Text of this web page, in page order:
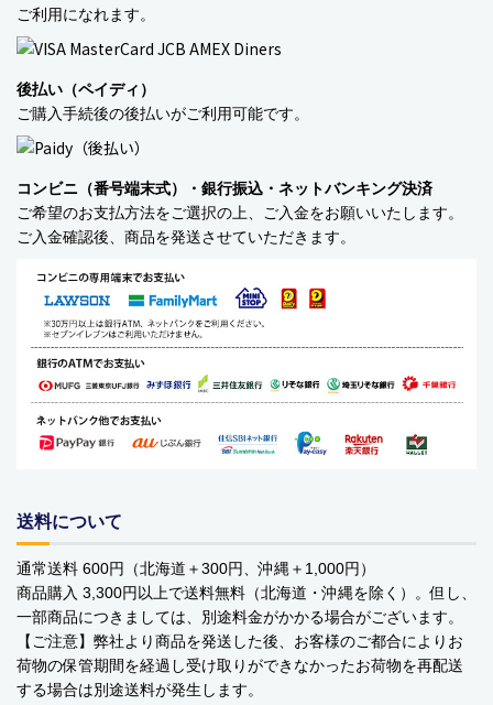
ご利用になれます。
後払い（ペイディ）
ご購入手続後の後払いがご利用可能です。
コンビニ（番号端末式）・銀行振込・ネットバンキング決済
ご希望のお支払方法をご選択の上、ご入金をお願いいたします。
ご入金確認後、商品を発送させていただきます。
送料について
通常送料 600円（北海道＋300円、沖縄＋1,000円）
商品購入 3,300円以上で送料無料（北海道・沖縄を除く）。但し、
一部商品につきましては、別途料金がかかる場合がございます。
【ご注意】弊社より商品を発送した後、お客様のご都合によりお
荷物の保管期間を経過し受け取りができなかったお荷物を再配送
する場合は別途送料が発生します。